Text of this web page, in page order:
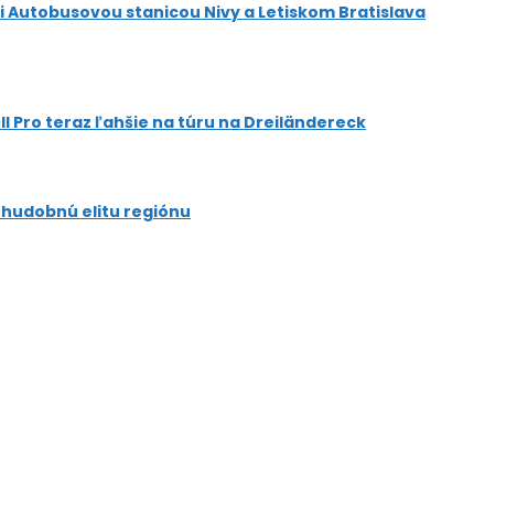
Autobusovou stanicou Nivy a Letiskom Bratislava
Pro teraz ľahšie na túru na Dreiländereck
elitu regiónu